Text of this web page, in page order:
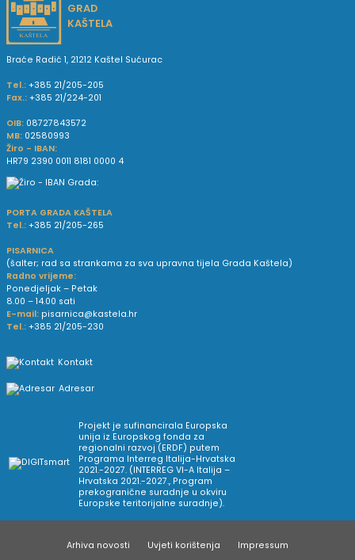
GRAD
KAŠTELA
Braće Radić 1, 21212 Kaštel Sućurac
Tel.: +385 21/205-205
Fax.: +385 21/224-201
OIB: 08727843572
MB: 02580993
Žiro - IBAN:
HR79 2390 0011 8181 0000 4
PORTA GRADA KAŠTELA
Tel.: +385 21/205-265
PISARNICA
(šalter; rad sa strankama za sva upravna tijela Grada Kaštela)
Radno vrijeme:
Ponedjeljak – Petak
8.00 – 14.00 sati
E-mail: pisarnica@kastela.hr
Tel.: +385 21/205-230
Kontakt
Adresar
Projekt je sufinancirala Europska
unija iz Europskog fonda za
regionalni razvoj (ERDF) putem
Programa Interreg Italija-Hrvatska
2021.-2027. (INTERREG VI-A Italija –
Hrvatska 2021.-2027., Program
prekogranične suradnje u okviru
Europske teritorijalne suradnje).
Arhiva novosti Uvjeti korištenja Impressum